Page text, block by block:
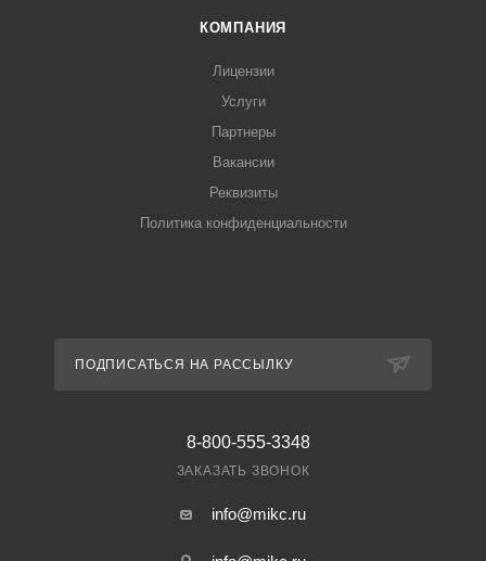
КОМПАНИЯ
Лицензии
Услуги
Партнеры
Вакансии
Реквизиты
Политика конфиденциальности
ПОДПИСАТЬСЯ НА РАССЫЛКУ
8-800-555-3348
ЗАКАЗАТЬ ЗВОНОК
info@mikc.ru